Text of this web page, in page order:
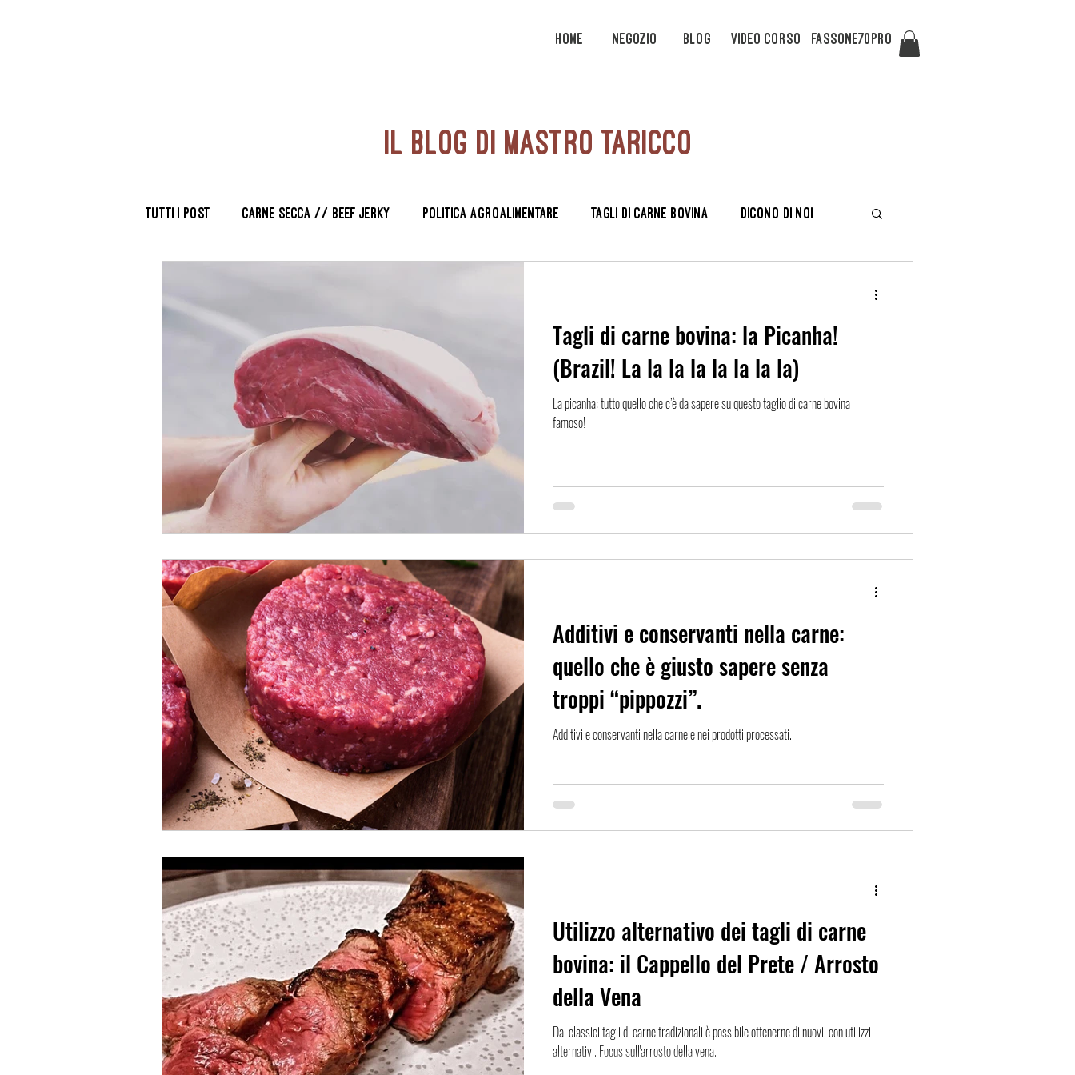
Home Negozio Blog Video Corso FASSONE70PRO
il blog di mastro taricco
Tutti i post Carne secca // Beef Jerky Politica agroalimentare tagli di carne bovina Dicono di noi
Tagli di carne bovina: la Picanha!
(Brazil! La la la la la la la la)
La picanha: tutto quello che c’è da sapere su questo taglio di carne bovina
famoso!
Additivi e conservanti nella carne:
quello che è giusto sapere senza
troppi “pippozzi”.
Additivi e conservanti nella carne e nei prodotti processati.
Utilizzo alternativo dei tagli di carne
bovina: il Cappello del Prete / Arrosto
della Vena
Dai classici tagli di carne tradizionali è possibile ottenerne di nuovi, con utilizzi
alternativi. Focus sull'arrosto della vena.